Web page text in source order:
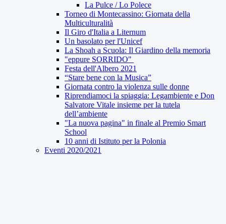
La Pulce / Lo Polece
Torneo di Montecassino: Giornata della
Multiculturalità
Il Giro d'Italia a Liternum
Un basolato per l'Unicef
La Shoah a Scuola: Il Giardino della memoria
"eppure SORRIDO"
Festa dell'Albero 2021
“Stare bene con la Musica”
Giornata contro la violenza sulle donne
Riprendiamoci la spiaggia: Legambiente e Don
Salvatore Vitale insieme per la tutela
dell’ambiente
"La nuova pagina" in finale al Premio Smart
School
10 anni di Istituto per la Polonia
Eventi 2020/2021